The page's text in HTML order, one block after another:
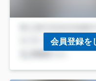
会員登録を